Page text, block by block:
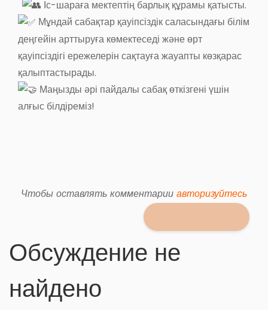
Іс-шараға мектептің барлық құрамы қатысты.
Мұндай сабақтар қауіпсіздік саласындағы білім
деңгейін арттыруға көмектеседі және өрт
қауіпсіздігі ережелерін сақтауға жауапты көзқарас
қалыптастырады.
Маңызды әрі пайдалы сабақ өткізгені үшін
алғыс білдіреміз!
Чтобы оставлять комментарии авторизуйтесь
Обсуждение не
найдено